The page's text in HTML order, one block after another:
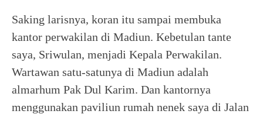
Saking larisnya, koran itu sampai membuka
kantor perwakilan di Madiun. Kebetulan tante
saya, Sriwulan, menjadi Kepala Perwakilan.
Wartawan satu-satunya di Madiun adalah
almarhum Pak Dul Karim. Dan kantornya
menggunakan paviliun rumah nenek saya di Jalan